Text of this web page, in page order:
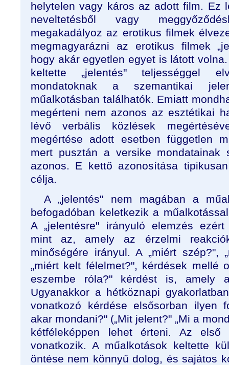
helytelen vagy káros az adott film. Ez
neveltetésből vagy
megakadályoz az erotikus filmek
megmagyarázni az erotikus filmek
hogy akár egyetlen egyet is látott
keltette „jelentés" teljességgel
mondatoknak a szemantikai
műalkotásban találhatók. Emiatt
megérteni nem azonos az esztétikai
lévő verbális közlések
megértése adott esetben független
mert pusztán a versike mondatainak
azonos. E kettő azonosítása
célja.
A „jelentés" nem magában a
befogadóban keletkezik a
A „jelentésre" irányuló elemzés
mint az, amely az érzelmi
minőségére irányul. A „miért szép?",
„miért kelt félelmet?", kérdések mellé
eszembe róla?" kérdést is, amely a
Ugyanakkor a hétköznapi
vonatkozó kérdése elsősorban ilyen
akar mondani?" („Mit jelent?" „Mi a
kétféleképpen lehet érteni. Az első
vonatkozik. A műalkotások keltette
öntése nem könnyű dolog, és sajátos